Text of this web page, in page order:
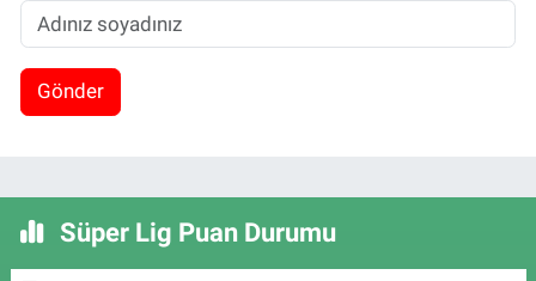
Gönder
Süper Lig Puan Durumu